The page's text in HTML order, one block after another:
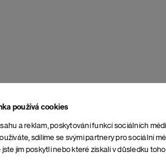
používá cookies
a reklam, poskytování funkcí sociálních
sdílíme se svými partnery pro sociální
jim poskytli nebo které získali v důsledku